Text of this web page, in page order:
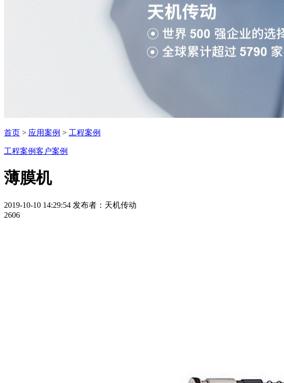
首页 > 应用案例 > 工程案例
工程案例客户案例
薄膜机
2019-10-10 14:29:54 发布者：天机传动
2606